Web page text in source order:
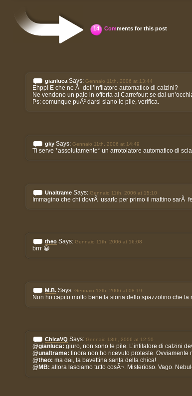
14 Comments for this post
gianlucaSays: Gennaio 11th, 2006 at 13:44
Ehpp! E che ne Ã¨ dell’infilatore automatico di calzini?
Ne vendono un paio in offerta al Carrefour: se dai
Ps: comunque puÃ² darsi siano le pile, verifica.
gky Says: Gennaio 11th, 2006 at 14:49
Ti serve *assolutamente* un arrotolatore automatico di
Unaltrame Says: Gennaio 11th, 2006 at 15:10
Immagino che chi dovrÃ usarlo per primo il mattino sarÃ
theo Says: Gennaio 11th, 2006 at 16:08
brrr 😀
M.B. Says: Gennaio 13th, 2006 at 08:19
Non ho capito molto bene la storia dello spazzolino che
ChicaVQ Says: Gennaio 13th, 2006 at 12:50
@gianluca: giuro, non sono le pile. L’infilatore di calzini
@unaltrame: finora non ho ricevuto proteste.
@theo: ma dai, la bavettina santa della chica!
@MB: allora lasciamo tutto cosÃ¬. Misterioso. Vago.